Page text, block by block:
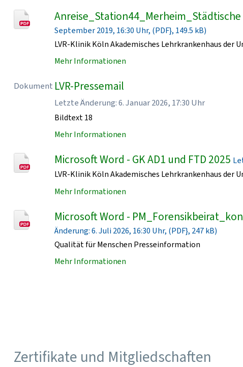
September 2019, 16:30 Uhr, (PDF}, 149.5 kB)
LVR-Klinik Köln Akademisches Lehrkrankenhaus der
Mehr Informationen
Dokument LVR-Pressemail
Letzte Änderung: 6. Januar 2026, 17:30 Uhr
Bildtext 18
Mehr Informationen
Microsoft Word - GK AD1 und FTD 2025
LVR-Klinik Köln Akademisches Lehrkrankenhaus der
Mehr Informationen
Microsoft Word -
Änderung: 6. Juli 2026, 16:30 Uhr, (PDF}, 247 kB)
Qualität für Menschen Presseinformation
Mehr Informationen
Zertifikate und Mitgliedschaften